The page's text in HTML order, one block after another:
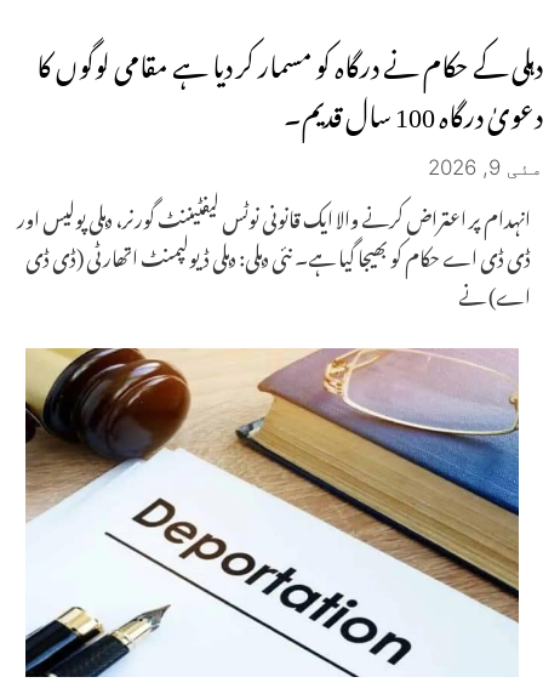
دہلی کے حکام نے درگاہ کو مسمار کر دیا ہے مقامی لوگوں کا
دعویٰ درگاہ 100 سال قدیم۔
مئی 9, 2026
انہدام پر اعتراض کرنے والا ایک قانونی نوٹس لیفٹیننٹ گورنر، دہلی پولیس اور
ڈی ڈی اے حکام کو بھیجا گیا ہے۔ نئی دہلی: دہلی ڈیولپمنٹ اتھارٹی (ڈی ڈی
اے) نے